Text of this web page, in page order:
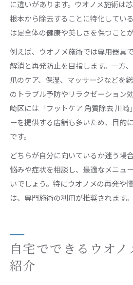
に違いがあります。ウオノメ施術は
根本から除去することに特化してい
は足全体の健康や美しさを保つこと
例えば、ウオノメ施術では専用器具
解消と再発防止を目指します。一方
爪のケア、保湿、マッサージなどを
のトラブル予防やリラクゼーション
崎区には「フットケア 角質除去 川崎
ーを提供する店舗も多いため、目的
です。
どちらが自分に向いているか迷う場
悩みや症状を相談し、最適なメニュ
いでしょう。特にウオノメの再発や
は、専門施術の利用が推奨されます。
自宅でできるウオノ
紹介